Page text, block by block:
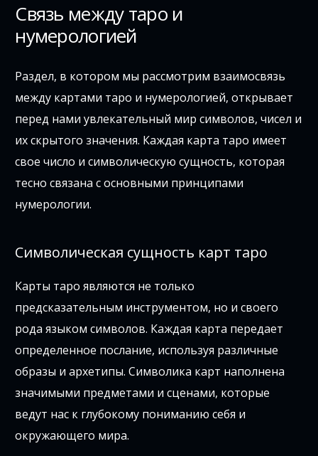
Связь между таро и
нумерологией
Раздел, в котором мы рассмотрим взаимосвязь
между картами таро и нумерологией, открывает
перед нами увлекательный мир символов, чисел и
их скрытого значения. Каждая карта таро имеет
свое число и символическую сущность, которая
тесно связана с основными принципами
нумерологии.
Символическая сущность карт таро
Карты таро являются не только
предсказательным инструментом, но и своего
рода языком символов. Каждая карта передает
определенное послание, используя различные
образы и архетипы. Символика карт наполнена
значимыми предметами и сценами, которые
ведут нас к глубокому пониманию себя и
окружающего мира.